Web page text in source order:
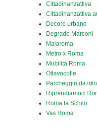
Cittadinanzattiva
Cittadinanzattiva
Decoro urbano
Degrado Marconi
Malaroma
Metro x Roma
Mobilità Roma
Ottavocolle
Parcheggio da
Riprendiamoci
Roma fa Schifo
Vas Roma